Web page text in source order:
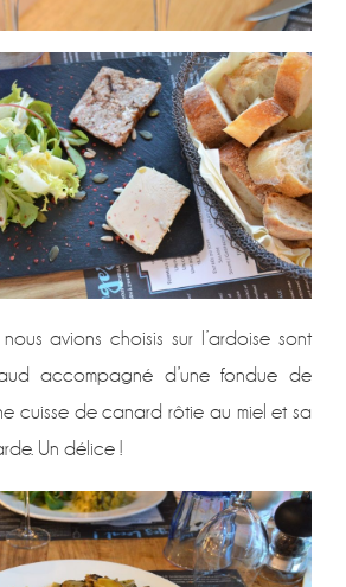
avions choisis sur l’ardoise sont
accompagné d’une fondue de
cuisse de canard rôtie au miel et sa
Un délice !